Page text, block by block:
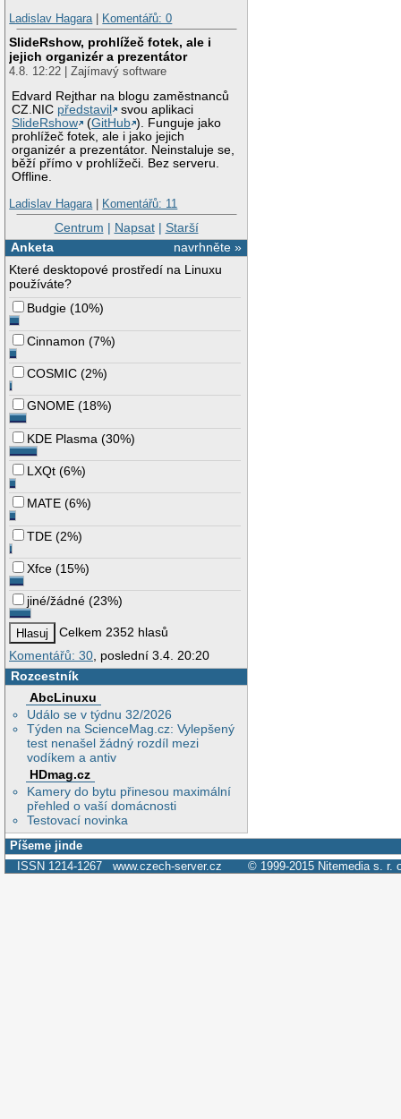
Ladislav Hagara| Komentářů: 0
SlideRshow, prohlížeč fotek, ale i
jejich organizér a prezentátor
4.8. 12:22 | Zajímavý software
Edvard Rejthar na blogu zaměstnanců
CZ.NIC představil
svou aplikaci
SlideRshow
(GitHub ). Funguje jako
prohlížeč fotek, ale i jako jejich
organizér a prezentátor. Neinstaluje se,
běží přímo v prohlížeči. Bez serveru.
Offline.
Ladislav Hagara| Komentářů: 11
Centrum | Napsat| Starší
navrhněte »
Anketa
Které desktopové prostředí na Linuxu
používáte?
Budgie (10%)
Cinnamon (7%)
COSMIC (2%)
GNOME (18%)
KDE Plasma (30%)
LXQt (6%)
MATE (6%)
TDE (2%)
Xfce (15%)
jiné/žádné (23%)
Celkem 2352 hlasů
Komentářů: 30 , poslední 3.4. 20:20
Rozcestník
AbcLinuxu
Událo se v týdnu 32/2026
Týden na ScienceMag.cz: Vylepšený
test nenašel žádný rozdíl mezi
vodíkem a antiv
HDmag.cz
Kamery do bytu přinesou maximální
přehled o vaší domácnosti
Testovací novinka
Píšeme jinde
ISSN 1214-1267 www.czech-server.cz © 1999-2015 Nitemedia s. r.